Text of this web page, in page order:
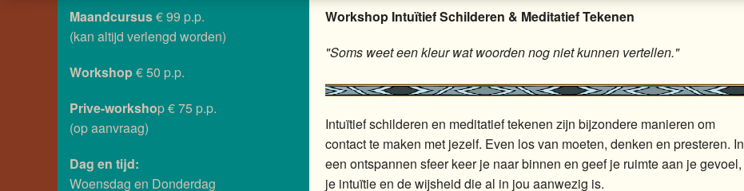
Over mij
Giftcard
Contact
Weblog
Workshop Intuitief Schilderen & Mediatief tekenen
Workshop 'Inner Colors'
Workshops 'Buiten Tekenen en schilderen' of 'Urban Sketching'
Workshop Innerlijke reis met je intuitie en de natuur
Workshop Krachtdieren en Totemdieren
Cursussen Creativiteit
Cursus Schilderen en tekenen
Cursus Intuitief Schilderen en Meditatief Tekenen
Cursus Artcoaching (Life of online)
Intuitief Schilderprocessen
Werk cursisten Schildercursus
Werk cursisten Intuitief Schilderen
Workshop Intuïtief Schilderen & Meditatief Tekenen
"Soms weet een kleur wat woorden nog niet kunnen vertellen."
Intuïtief schilderen en meditatief tekenen zijn bijzondere manieren om
contact te maken met jezelf. Even los van moeten, denken en presteren. In
een ontspannen sfeer keer je naar binnen en geef je ruimte aan je gevoel,
je intuïtie en de wijsheid die al in jou aanwezig is.
Maandcursus€ 99 p.p.
(kan altijd verlengd worden)
Workshop€ 50 p.p.
Prive-workshop € 75 p.p.
(op aanvraag)
Dag en tijd:
Woensdag en Donderdag